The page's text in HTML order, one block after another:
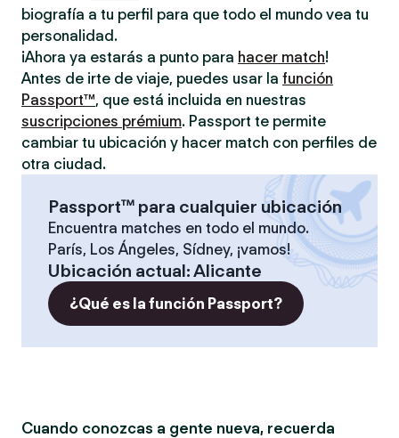
biografía a tu perfil para que todo el mundo vea tu
personalidad.
¡Ahora ya estarás a punto para hacer match!
Antes de irte de viaje, puedes usar la función
Passport™, que está incluida en nuestras
suscripciones prémium. Passport te permite
cambiar tu ubicación y hacer match con perfiles de
otra ciudad.
Passport™ para cualquier ubicación
Encuentra matches en todo el mundo.
París, Los Ángeles, Sídney, ¡vamos!
Ubicación actual:Alicante
¿Qué es la función Passport?
Cuando conozcas a gente nueva, recuerda